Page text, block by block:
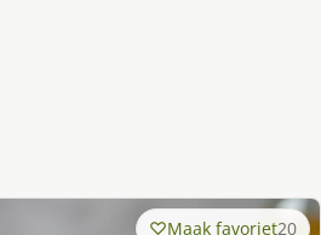
Maak favoriet20